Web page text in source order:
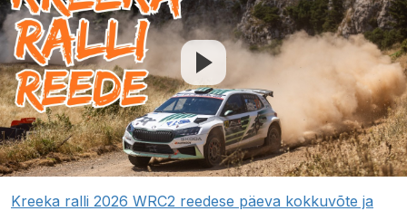
Kreeka ralli 2026 WRC2 reedese päeva kokkuvõte ja